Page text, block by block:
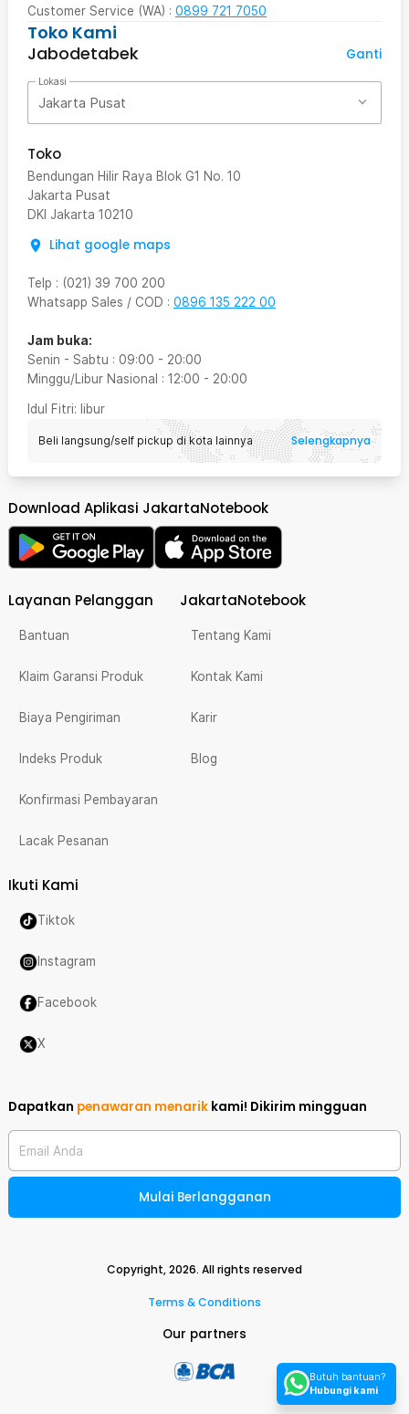
Customer Service (WA) : 0899 721 7050
Toko Kami
Jabodetabek
Ganti
Lokasi
Jakarta Pusat
Toko
Bendungan Hilir Raya Blok G1 No. 10
Jakarta Pusat
DKI Jakarta 10210
Lihat google maps
Telp : (021) 39 700 200
Whatsapp Sales / COD : 0896 135 222 00
Jam buka:
Senin - Sabtu : 09:00 - 20:00
Minggu/Libur Nasional : 12:00 - 20:00
Idul Fitri: libur
Beli langsung/self pickup di kota lainnya Selengkapnya
Download Aplikasi JakartaNotebook
Layanan Pelanggan
Bantuan
Klaim Garansi Produk
Biaya Pengiriman
Indeks Produk
Konfirmasi Pembayaran
Lacak Pesanan
JakartaNotebook
Tentang Kami
Kontak Kami
Karir
Blog
Ikuti Kami
Tiktok
Instagram
Facebook
X
Dapatkan penawaran menarik kami! Dikirim mingguan
Email Anda
Mulai Berlangganan
Copyright,2026. All rights reserved
Terms & Conditions
Our partners
Butuh bantuan?
Hubungi kami